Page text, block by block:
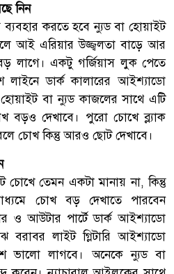
নিন
করতে হবে ন্যুড বা হোয়াইট
আই এরিয়ার উজ্জ্বলতা বাড়ে আর
লাগে। একটু গর্জিয়াস লুক পেতে
লাইনে ডার্ক কালারের আইশ্যাডো
বা ন্যুড কাজলের সাথে এটি
বড়ও দেখাবে। পুরো চোখে ব্ল্যাক
চোখ কিন্তু আরও ছোট দেখাবে।
তেমন একটা মানায় না, কিন্তু
চোখ বড় দেখাতে পারবেন
ও আউটার পার্টে ডার্ক আইশ্যাডো
বরাবর লাইট গ্লিটারি আইশ্যাডো
ভালো লাগবে। অনেকে ন্যুড বা